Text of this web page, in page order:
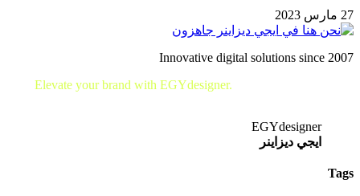
27 مارس 2023
Innovative digital solutions since 2007
Elevate your brand with EGYdesigner.
EGYdesigner
ايجي ديزاينر
Tags